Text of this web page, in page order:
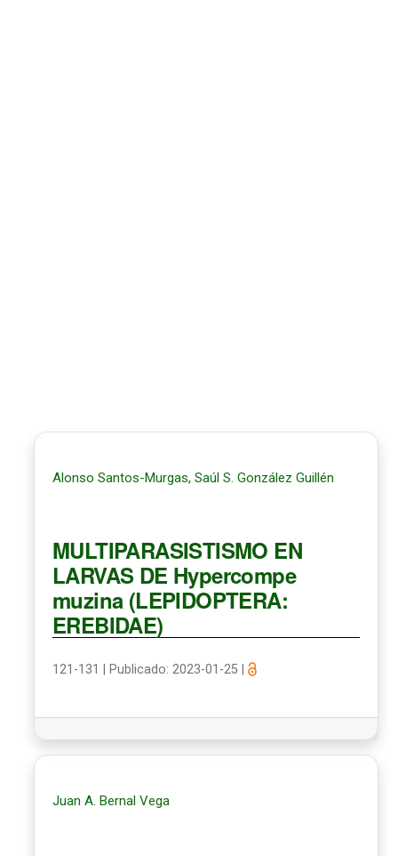
Alonso Santos-Murgas, Saúl S. González Guillén
MULTIPARASISTISMO EN
LARVAS DE Hypercompe
muzina (LEPIDOPTERA:
EREBIDAE)
121-131 Publicado: 2023-01-25
Juan A. Bernal Vega